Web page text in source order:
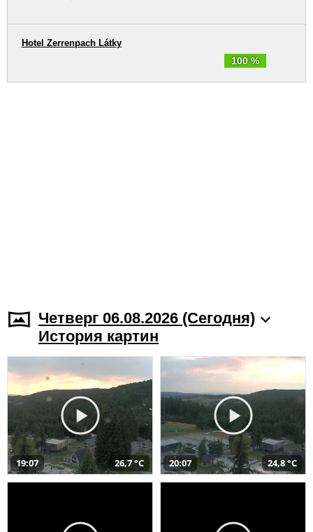
100 %
Hotel Zerrenpach Látky
Четверг 06.08.2026 (Cегодня)
История картин
19:07 26,7 °C 20:07 24,8 °C